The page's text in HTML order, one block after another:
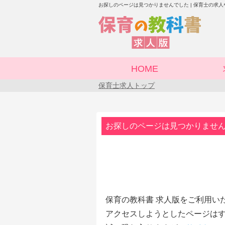
お探しのページは見つかりませんでした | 保育士の求
HOME
保育士求人トップ
お探しのページは見つかりませ
保育の教科書 求人版をご利用い
アクセスしようとしたページは